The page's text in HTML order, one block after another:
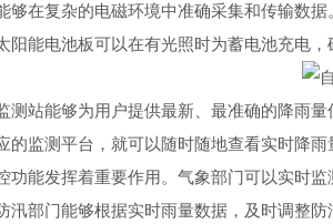
够在复杂的电磁环境中准确采集和传输数
能电池板可以在有光照时为蓄电池充电
能够为用户提供最新、最准确的降雨量
监测平台，就可以随时随地查看实时降
发挥着重要作用。气象部门可以实时监
部门能够根据实时雨量数据，及时调整